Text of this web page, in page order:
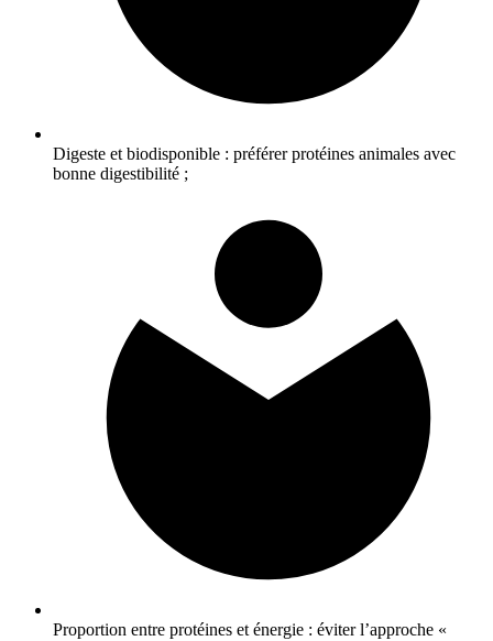
Digeste et biodisponible : préférer protéines animales avec
bonne digestibilité ;
Proportion entre protéines et énergie : éviter l’approche «